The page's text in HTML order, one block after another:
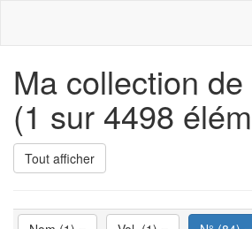
Ma collection
(1 sur 4498
Tout afficher